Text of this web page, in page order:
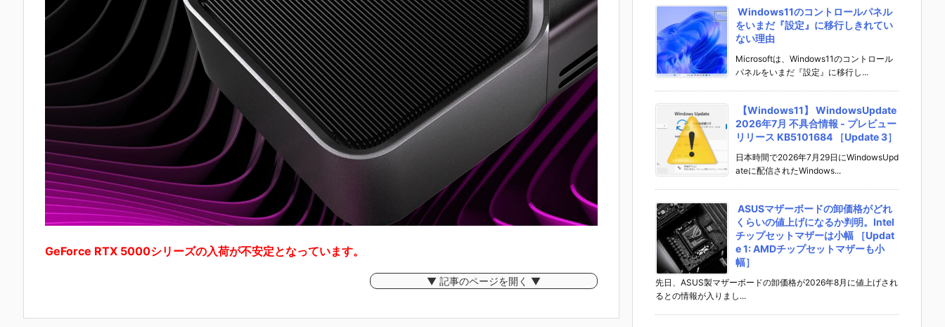
GeForce RTX 5000シリーズの入荷が不安定となっています。
▼ 記事のページを開く ▼
Windows11のコントロールパネル
をいまだ『設定』に移行しきれてい
ない理由
Microsoftは、Windows11のコントロール
パネルをいまだ『設定』に移行し...
【Windows11】 WindowsUpdate
2026年7月 不具合情報 - プレビュー
リリース KB5101684 ［Update 3］
日本時間で2026年7月29日にWindowsUpd
ateに配信されたWindows...
ASUSマザーボードの卸価格がどれ
くらいの値上げになるか判明。Intel
チップセットマザーは小幅 ［Updat
e 1: AMDチップセットマザーも小
幅］
先日、ASUS製マザーボードの卸価格が2026年8月に値上げされ
るとの情報が入りまし...